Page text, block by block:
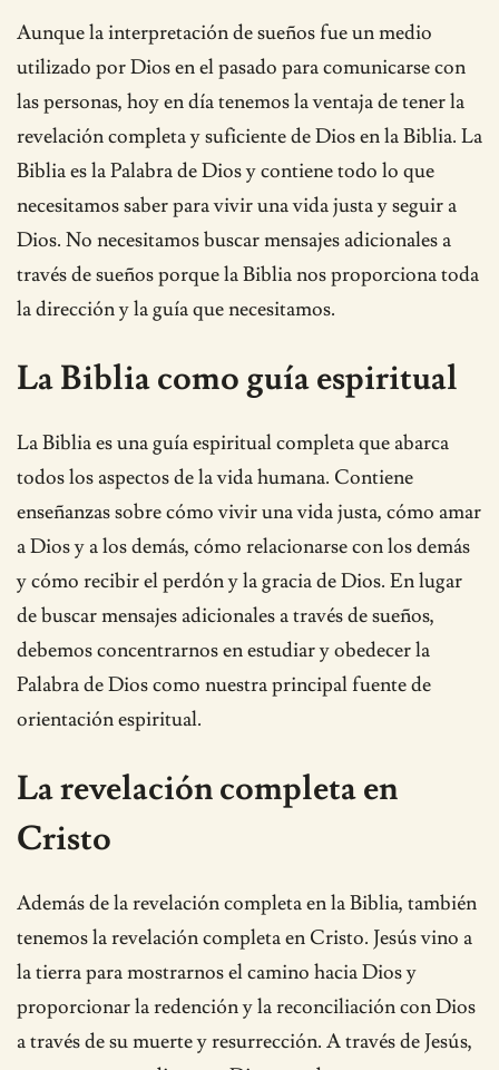
Aunque la interpretación de sueños fue un medio
utilizado por Dios en el pasado para comunicarse con
las personas, hoy en día tenemos la ventaja de tener la
revelación completa y suficiente de Dios en la Biblia. La
Biblia es la Palabra de Dios y contiene todo lo que
necesitamos saber para vivir una vida justa y seguir a
Dios. No necesitamos buscar mensajes adicionales a
través de sueños porque la Biblia nos proporciona toda
la dirección y la guía que necesitamos.
La Biblia como guía espiritual
La Biblia es una guía espiritual completa que abarca
todos los aspectos de la vida humana. Contiene
enseñanzas sobre cómo vivir una vida justa, cómo amar
a Dios y a los demás, cómo relacionarse con los demás
y cómo recibir el perdón y la gracia de Dios. En lugar
de buscar mensajes adicionales a través de sueños,
debemos concentrarnos en estudiar y obedecer la
Palabra de Dios como nuestra principal fuente de
orientación espiritual.
La revelación completa en
Cristo
Además de la revelación completa en la Biblia, también
tenemos la revelación completa en Cristo. Jesús vino a
la tierra para mostrarnos el camino hacia Dios y
proporcionar la redención y la reconciliación con Dios
a través de su muerte y resurrección. A través de Jesús,